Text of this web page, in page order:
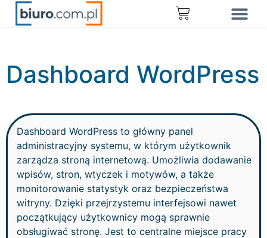
Dashboard WordPress
Dashboard WordPress to główny panel
administracyjny systemu, w którym użytkownik
zarządza stroną internetową. Umożliwia dodawanie
wpisów, stron, wtyczek i motywów, a także
monitorowanie statystyk oraz bezpieczeństwa
witryny. Dzięki przejrzystemu interfejsowi nawet
początkujący użytkownicy mogą sprawnie
obsługiwać stronę. Jest to centralne miejsce pracy